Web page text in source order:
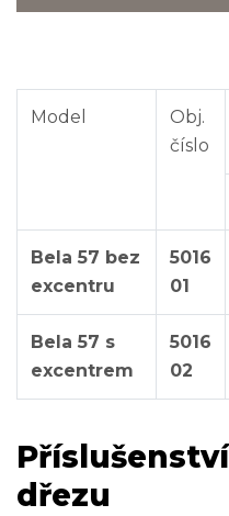
Model
Obj.
číslo
Bela 57 bez
excentru
5016
01
Bela 57 s
excentrem
5016
02
dřezu